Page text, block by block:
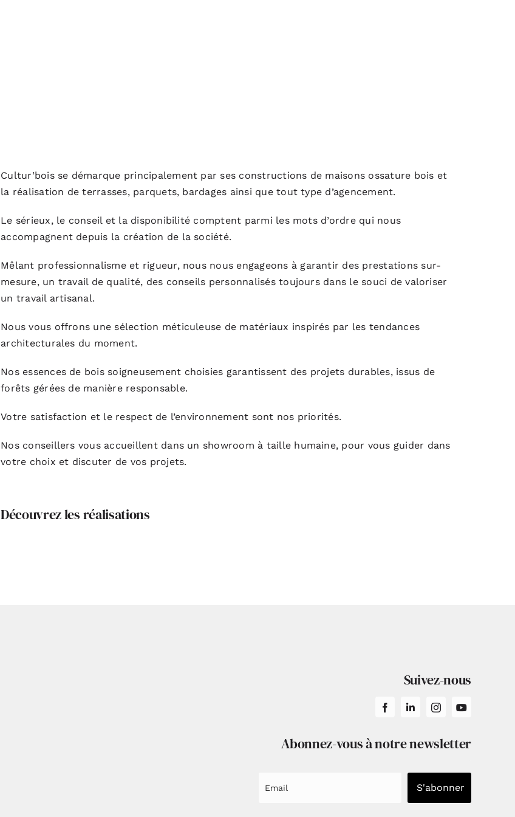
Cultur’bois se démarque principalement par ses constructions de maisons ossature bois et
la réalisation de terrasses, parquets, bardages ainsi que tout type d’agencement.
Le sérieux, le conseil et la disponibilité comptent parmi les mots d’ordre qui nous
accompagnent depuis la création de la société.
Mêlant professionnalisme et rigueur, nous nous engageons à garantir des prestations sur-
mesure, un travail de qualité, des conseils personnalisés toujours dans le souci de valoriser
un travail artisanal.
Nous vous offrons une sélection méticuleuse de matériaux inspirés par les tendances
architecturales du moment.
Nos essences de bois soigneusement choisies garantissent des projets durables, issus de
forêts gérées de manière responsable.
Votre satisfaction et le respect de l’environnement sont nos priorités.
Nos conseillers vous accueillent dans un showroom à taille humaine, pour vous guider dans
votre choix et discuter de vos projets.
Découvrez les réalisations
Suivez-nous
Abonnez-vous à notre newsletter
S'abonner